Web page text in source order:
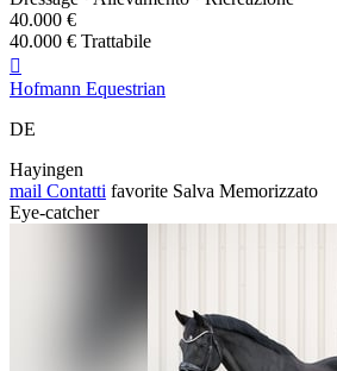
40.000 €
40.000 € Trattabile

Hofmann Equestrian
DE
Hayingen
mail Contatti favorite Salva Memorizzato
Eye-catcher